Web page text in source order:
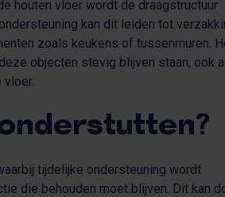
houten vloer wordt de draagstructuur
kan dit leiden tot
zoals keukens of tussenmuren.
objecten stevig blijven staan, ook
vloer.
tijdelijke ondersteuning wordt
die behouden moet blijven. Dit kan